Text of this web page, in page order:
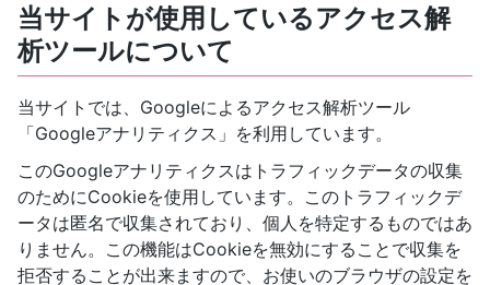
当サイトが使用しているアクセス解
析ツールについて
当サイトでは、Googleによるアクセス解析ツール
「Googleアナリティクス」を利用しています。
このGoogleアナリティクスはトラフィックデータの収集
のためにCookieを使用しています。このトラフィックデ
ータは匿名で収集されており、個人を特定するものではあ
りません。この機能はCookieを無効にすることで収集を
拒否することが出来ますので、お使いのブラウザの設定を